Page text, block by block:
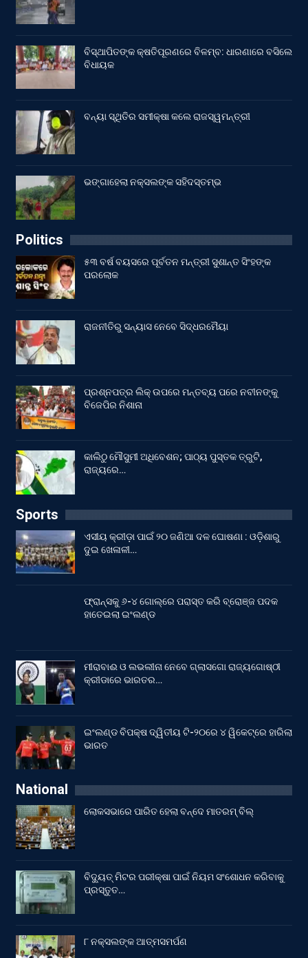
ବିସ୍ଥାପିତଙ୍କ କ୍ଷତିପୂରଣରେ ବିଳମ୍ବ: ଧାରଣାରେ ବସିଲେ
ବିଧାୟକ
ବନ୍ୟା ସ୍ଥିତିର ସମୀକ୍ଷା କଲେ ରାଜସ୍ୱମନ୍ତ୍ରୀ
ଭଙ୍ଗାହେଲା ନକ୍ସଲଙ୍କ ସହିଦସ୍ତମ୍ଭ
Politics
୫୩ ବର୍ଷ ବୟସରେ ପୂର୍ବତନ ମନ୍ତ୍ରୀ ସୁଶାନ୍ତ ସିଂହଙ୍କ
ପରଲୋକ
ରାଜନୀତିରୁ ସନ୍ୟାସ ନେବେ ସିଦ୍ଧରମୈୟା
ପ୍ରଶ୍ନପତ୍ର ଲିକ୍ ଉପରେ ମନ୍ତବ୍ୟ ପରେ ନବୀନଙ୍କୁ
ବିଜେପିର ନିଶାନା
କାଲିଠୁ ମୌସୁମୀ ଅଧିବେଶନ; ପାଠ୍ୟ ପୁସ୍ତକ ତ୍ରୁଟି,
ରାଜ୍ୟରେ…
Sports
ଏସୀୟ କ୍ରୀଡ଼ା ପାଇଁ ୨୦ ଜଣିଆ ଦଳ ଘୋଷଣା : ଓଡ଼ିଶାରୁ
ଦୁଇ ଖେଳାଳୀ…
ଫ୍ରାନ୍ସକୁ ୬-୪ ଗୋଲ୍‌ରେ ପରାସ୍ତ କରି ବ୍ରୋଞ୍ଜ ପଦକ
ହାତେଇଲା ଇଂଲଣ୍ଡ
ମୀରାବାଈ ଓ ଲଭଲୀନା ନେବେ ଗ୍ଲାସଗୋ ରାଜ୍ୟଗୋଷ୍ଠୀ
କ୍ରୀଡାରେ ଭାରତର…
ଇଂଲଣ୍ଡ ବିପକ୍ଷ ଦ୍ୱିତୀୟ ଟି-୨୦ରେ ୪ ୱିକେଟ୍‌ରେ ହାରିଲା
ଭାରତ
National
ଲୋକସଭାରେ ପାରିତ ହେଲା ବନ୍ଦେ ମାତରମ୍‌ ବିଲ୍‌
ବିଦ୍ୟୁତ୍ ମିଟର ପରୀକ୍ଷା ପାଇଁ ନିୟମ ସଂଶୋଧନ କରିବାକୁ
ପ୍ରସ୍ତୁତ…
୮ ନକ୍ସଲଙ୍କ ଆତ୍ମସମର୍ପଣ